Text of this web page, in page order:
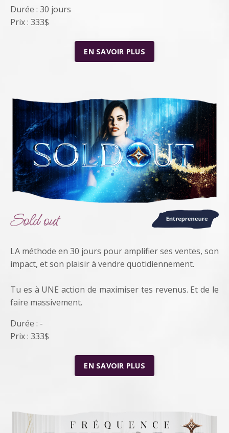
Durée : 30 jours
Prix : 333$
EN SAVOIR PLUS
LA méthode en 30 jours pour amplifier ses ventes, son
impact, et son plaisir à vendre quotidiennement.
Tu es à UNE action de maximiser tes revenus. Et de le
faire massivement.
Durée : -
Prix : 333$
EN SAVOIR PLUS